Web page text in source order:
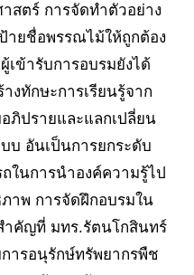
สตร์ การจัดทำตัวอย่าง
ยชื่อพรรณไม้ให้ถูกต้อง
ข้ารับการอบรมยังได้
งทักษะการเรียนรู้จาก
ภิปรายและแลกเปลี่ยน
บ อันเป็นการยกระดับ
ในการนำองค์ความรู้ไป
าพ การจัดฝึกอบรมใน
ำคัญที่ มทร.รัตนโกสินทร์
ารอนุรักษ์ทรัพยากรพืช